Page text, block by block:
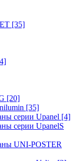
[35]
[20]
[35]
серии Upanel [4]
серии UpanelS
UNI-POSTER